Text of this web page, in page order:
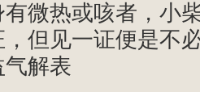
微热或咳者，小
但见一证便是不
解表